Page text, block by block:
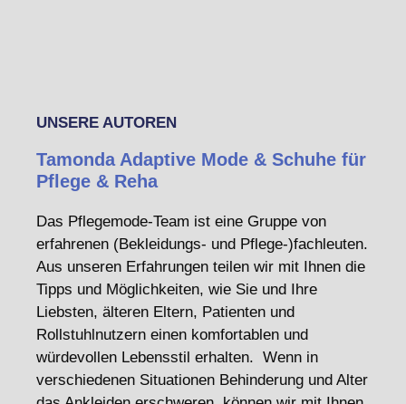
UNSERE AUTOREN
Tamonda Adaptive Mode & Schuhe für
Pflege & Reha
Das Pflegemode-Team ist eine Gruppe von
erfahrenen (Bekleidungs- und Pflege-)fachleuten.
Aus unseren Erfahrungen teilen wir mit Ihnen die
Tipps und Möglichkeiten, wie Sie und Ihre
Liebsten, älteren Eltern, Patienten und
Rollstuhlnutzern einen komfortablen und
würdevollen Lebensstil erhalten. Wenn in
verschiedenen Situationen Behinderung und Alter